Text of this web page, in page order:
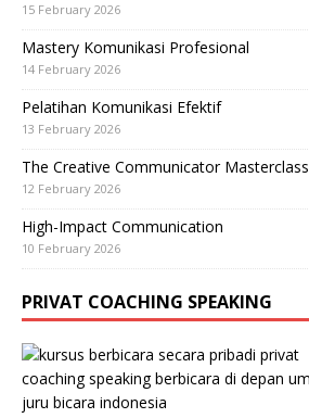
15 February 2026
Mastery Komunikasi Profesional
14 February 2026
Pelatihan Komunikasi Efektif
13 February 2026
The Creative Communicator Masterclass
12 February 2026
High-Impact Communication
10 February 2026
PRIVAT COACHING SPEAKING